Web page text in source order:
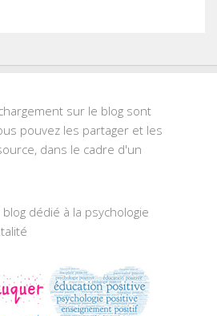
sur le blog sont
pouvez les partager et les
dans le cadre d'un
dédié à la psychologie